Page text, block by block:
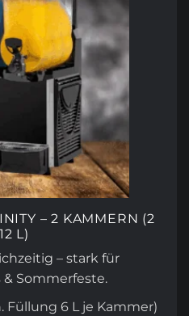
– 2 KAMMERN (2
L)
– stark für
Sommerfeste.
Füllung 6 L je Kammer)